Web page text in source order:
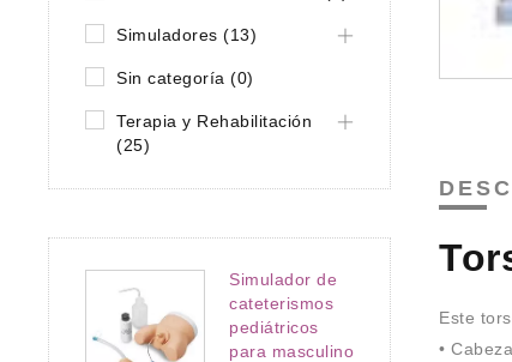
Simuladores (13)
Sin categoría (0)
Terapia y Rehabilitación
(25)
Simulador de
cateterismos
pediátricos
para masculino
Este
•